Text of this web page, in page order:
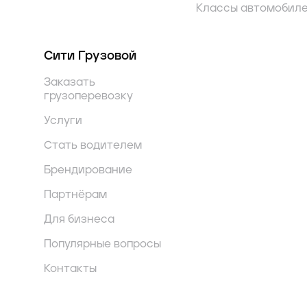
Классы
Сити Грузовой
Заказать
грузоперевозку
Услуги
Стать водителем
Брендирование
Партнёрам
Для бизнеса
Популярные вопросы
Контакты